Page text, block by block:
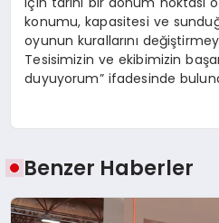
konumu, kapasitesi ve
oyunun kurallarını
Tesisimizin ve ekibimizin
duyuyorum” ifadesinde
Benzer Haberler